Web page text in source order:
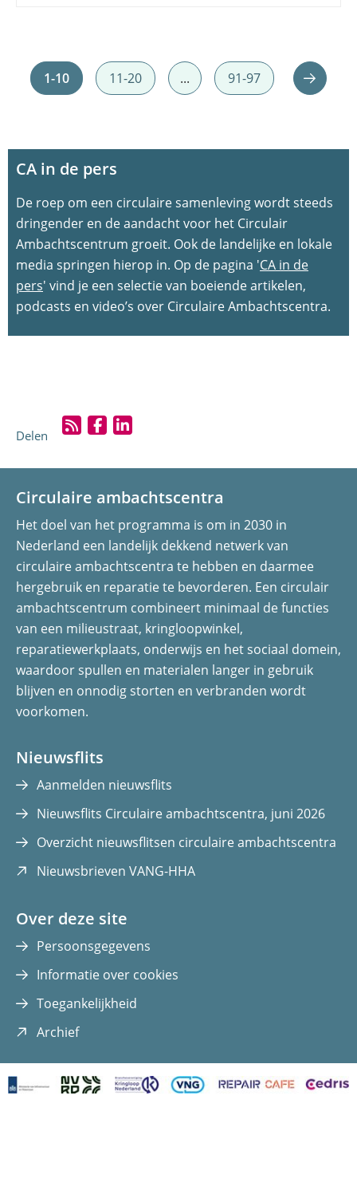
1-10 11-20 ... 91-97
CA in de pers
De roep om een circulaire samenleving wordt steeds
dringender en de aandacht voor het Circulair
Ambachtscentrum groeit. Ook de landelijke en lokale
media springen hierop in. Op de pagina 'CA in de
pers' vind je een selectie van boeiende artikelen,
podcasts en video’s over Circulaire Ambachtscentra.
Delen
S
e
e
n
o
p
F
a
c
e
b
o
o
(opent
in
venster)
e
e
n
o
p
L
i
n
k
e
d
venster)
Circulaire ambachtscentra
Het doel van het programma is om in 2030 in
Nederland een landelijk dekkend netwerk van
circulaire ambachtscentra te hebben en daarmee
hergebruik en reparatie te bevorderen. Een circulair
ambachtscentrum combineert minimaal de functies
van een milieustraat, kringloopwinkel,
reparatiewerkplaats, onderwijs en het sociaal domein,
waardoor spullen en materialen langer in gebruik
blijven en onnodig storten en verbranden wordt
voorkomen.
Nieuwsflits
Aanmelden nieuwsflits
Nieuwsflits Circulaire ambachtscentra, juni 2026
Overzicht nieuwsflitsen circulaire ambachtscentra
Nieuwsbrieven VANG-HHA(opent
Over deze site
Persoonsgegevens
Informatie over cookies
Toegankelijkheid
Archief(opent
nieuw
venster)